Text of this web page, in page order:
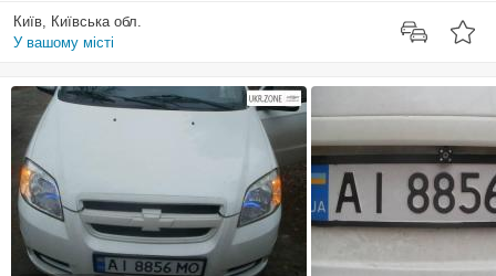
Київ, Київська обл.
У вашому місті